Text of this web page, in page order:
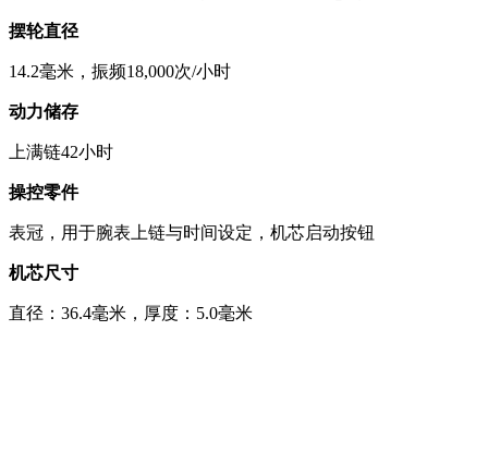
摆轮直径
14.2毫米，振频18,000次/小时
动力储存
上满链42小时
操控零件
表冠，用于腕表上链与时间设定，机芯启动按钮
机芯尺寸
直径：36.4毫米，厚度：5.0毫米